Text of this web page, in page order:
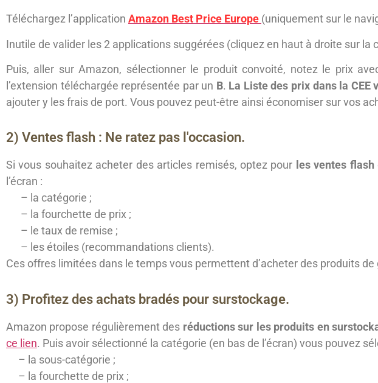
Téléchargez l’application Amazon Best Price Europe (uniquement sur le
Inutile de valider les 2 applications suggérées (cliquez en haut à droite sur
Puis, aller sur Amazon, sélectionner le produit convoité, notez le prix
l’extension téléchargée représentée par un B. La Liste des prix dans la CEE
ajouter y les frais de port. Vous pouvez peut-être ainsi économiser sur vos
2) Ventes flash : Ne ratez pas l'occasion.
Si vous souhaitez acheter des articles remisés, optez pour les ventes flash
l’écran :
– la catégorie ;
– la fourchette de prix ;
– le taux de remise ;
– les étoiles (recommandations clients).
Ces offres limitées dans le temps vous permettent d’acheter des produits de
3) Profitez des achats bradés pour surstockage.
Amazon propose régulièrement des réductions sur les produits en
ce lien. Puis avoir sélectionné la catégorie (en bas de l’écran) vous pouvez
– la sous-catégorie ;
– la fourchette de prix ;